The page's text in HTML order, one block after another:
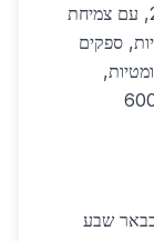
בדרום, מפחיתה עלויות עיבוד. בשנת 2026, עם צמיחת
ספקים
אחידות בעובי הציפוי (מ-50 עד 600
בבאר שבע